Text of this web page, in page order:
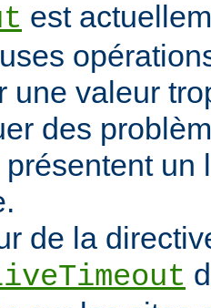
est
une valeur
des
un
de la